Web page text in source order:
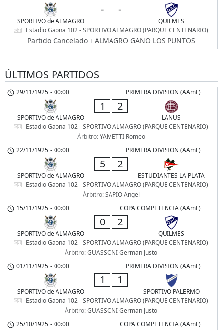
SPORTIVO de ALMAGRO
- -
QUILMES
Estadio Gaona 102 - SPORTIVO ALMAGRO (PARQUE CENTENARIO)
Partido Cancelado ALMAGRO GANO LOS PUNTOS
ÚLTIMOS PARTIDOS
PRIMERA DIVISION (AAmF)
29/11/1925 - 00:00
SPORTIVO de ALMAGRO
1 2
LANUS
Estadio Gaona 102 - SPORTIVO ALMAGRO (PARQUE CENTENARIO)
Árbitro:YAMETTI Romeo
PRIMERA DIVISION (AAmF)
22/11/1925 - 00:00
SPORTIVO de ALMAGRO
5 2
ESTUDIANTES LA PLATA
Estadio Gaona 102 - SPORTIVO ALMAGRO (PARQUE CENTENARIO)
Árbitro:SAPIO Angel
COPA COMPETENCIA (AAmF)
15/11/1925 - 00:00
SPORTIVO de ALMAGRO
0 2
QUILMES
Estadio Gaona 102 - SPORTIVO ALMAGRO (PARQUE CENTENARIO)
Árbitro:GUASSONI German Justo
PRIMERA DIVISION (AAmF)
01/11/1925 - 00:00
SPORTIVO de ALMAGRO
1 1
SPORTIVO PALERMO
Estadio Gaona 102 - SPORTIVO ALMAGRO (PARQUE CENTENARIO)
Árbitro:GUASSONI German Justo
COPA COMPETENCIA (AAmF)
25/10/1925 - 00:00